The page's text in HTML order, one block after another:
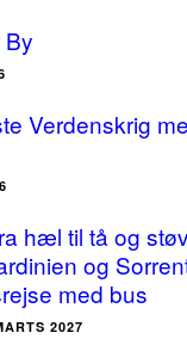
Verdenskrig
hæl til tå og
og
med bus
2027